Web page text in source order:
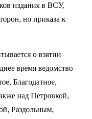
издания в ВСУ,
но приказа к
о взятии
время ведомство
Благодатное,
над Петровкой,
Раздольным,